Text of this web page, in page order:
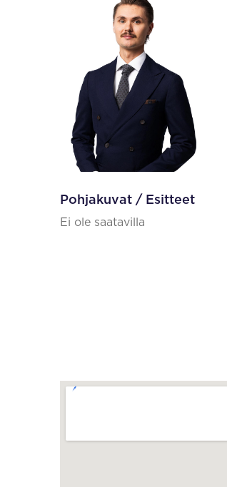
Pohjakuvat / Esitteet
Ei ole saatavilla